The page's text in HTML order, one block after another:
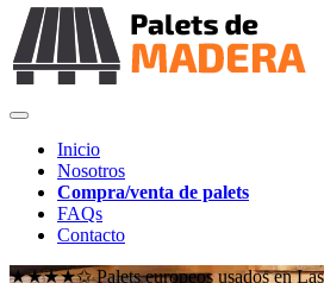
Inicio
Nosotros
Compra/venta de palets
FAQs
Contacto
★★★★✩ Palets europeos usados en